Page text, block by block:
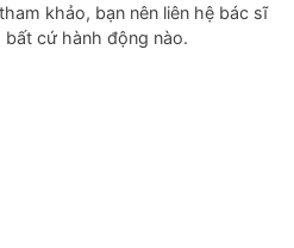
khảo, bạn nên liên hệ bác sĩ
cứ hành động nào.